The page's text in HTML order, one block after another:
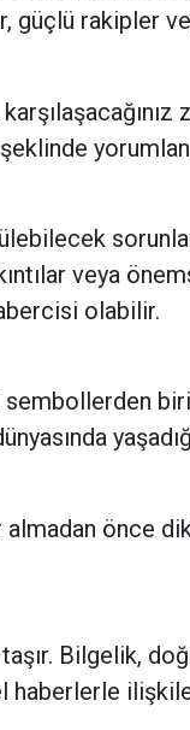
güçlü rakipler
veya
olabilir.
sembollerden
almadan önce
Bilgelik,
haberlerle